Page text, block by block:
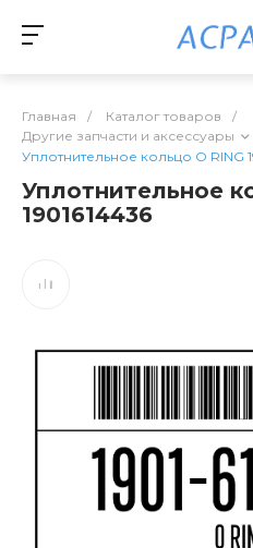
Главная / Каталог товаров
/
Другие запчасти и аксессуары
Уплотнительное кольцо O RING
Уплотнительное
1901614436